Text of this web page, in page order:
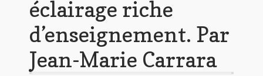
éclairage riche
d’enseignement. Par
Jean-Marie Carrara